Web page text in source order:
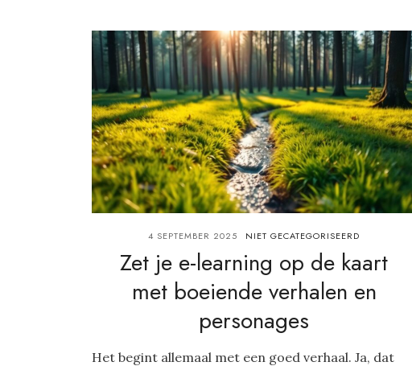
4 SEPTEMBER 2025 NIET GECATEGORISEERD
Zet je e-learning op de kaart
met boeiende verhalen en
personages
Het begint allemaal met een goed verhaal. Ja, dat